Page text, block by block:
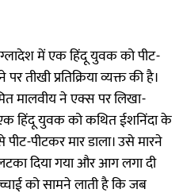
में एक हिंदू युवक को पीट-
प्रतिक्रिया व्यक्त की है।
मालवीय ने एक्स पर लिखा-
हिंदू युवक को कथित ईशनिंदा के
पीटकर मार डाला। उसे मारने
दिया गया और आग लगा दी
को सामने लाती है कि जब